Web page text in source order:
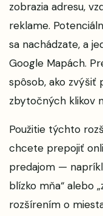
zobrazia adresu,
reklame.
sa nachádzate, a
Google Mapách.
spôsob, ako zvýšiť
zbytočných klikov
Použitie týchto
chcete prepojiť
predajom —
blízko mňa“ alebo
rozšírením o